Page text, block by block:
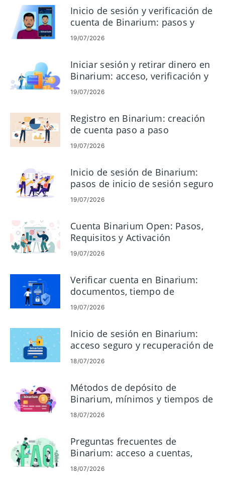
Inicio de sesión y verificación de
cuenta de Binarium: pasos y
documentos de acceso
19/07/2026
Iniciar sesión y retirar dinero en
Binarium: acceso, verificación y
pagos
19/07/2026
Registro en Binarium: creación
de cuenta paso a paso
19/07/2026
Inicio de sesión de Binarium:
pasos de inicio de sesión seguro
y solución de problemas
19/07/2026
Cuenta Binarium Open: Pasos,
Requisitos y Activación
19/07/2026
Verificar cuenta en Binarium:
documentos, tiempo de
procesamiento y consejos
19/07/2026
Inicio de sesión en Binarium:
acceso seguro y recuperación de
contraseña
18/07/2026
Métodos de depósito de
Binarium, mínimos y tiempos de
procesamiento
18/07/2026
Preguntas frecuentes de
Binarium: acceso a cuentas,
verificación, depósitos y
operaciones
18/07/2026